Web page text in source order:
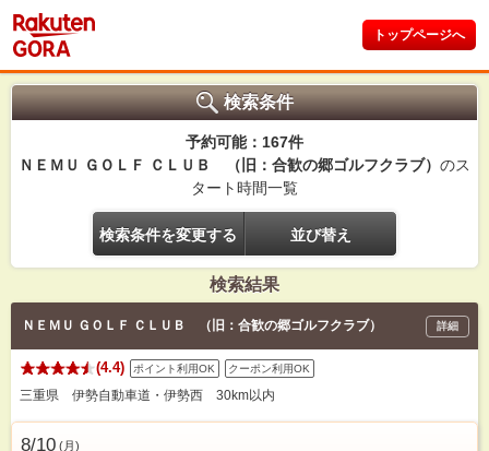
トップページへ
検索条件
予約可能：167件
ＮＥＭＵ ＧＯＬＦ ＣＬＵＢ （旧：合歓の郷ゴルフクラブ） のス
タート時間一覧
検索条件を変更する 並び替え
検索結果
ＮＥＭＵ ＧＯＬＦ ＣＬＵＢ （旧：合歓の郷ゴルフクラブ） 詳細
(4.4) ポイント利用OK クーポン利用OK
三重県 伊勢自動車道・伊勢西 30km以内
8/10 (月)